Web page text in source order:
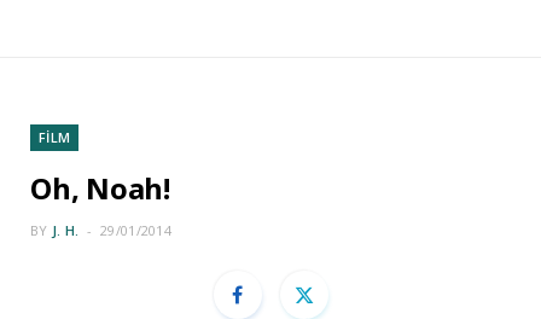
FİLM
Oh, Noah!
BY J. H. 29/01/2014